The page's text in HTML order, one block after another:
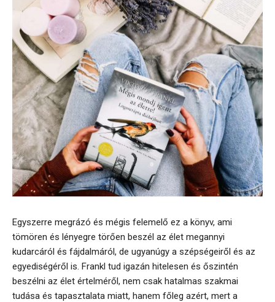
Egyszerre megrázó és mégis felemelő ez a könyv, ami
tömören és lényegre törően beszél az élet megannyi
kudarcáról és fájdalmáról, de ugyanúgy a szépségeiről és az
egyediségéről is. Frankl tud igazán hitelesen és őszintén
beszélni az élet értelméről, nem csak hatalmas szakmai
tudása és tapasztalata miatt, hanem főleg azért, mert a